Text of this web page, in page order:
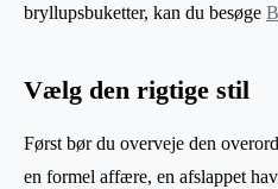
bryllupsbuketter, kan du besøge
Vælg den rigtige stil
Først bør du overveje den
en formel affære, en afslappet